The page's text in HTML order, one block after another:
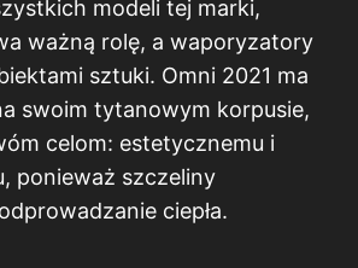
modeli tej marki,
ważną rolę, a waporyzatory
sztuki. Omni 2021 ma
swoim tytanowym korpusie,
celom: estetycznemu i
ponieważ szczeliny
ciepła.